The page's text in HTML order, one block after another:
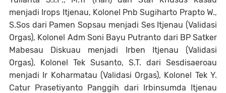
menjadi Irops Itjenau, Kolonel Pnb Sugiharto Prapto W.,
S.Sos dari Pamen Sopsau menjadi Ses Itjenau (Validasi
Orgas), Kolonel Adm Soni Bayu Putranto dari BP Satker
Mabesau Diskuau menjadi Irben Itjenau (Validasi
Orgas), Kolonel Tek Susanto, S.T. dari Sesdisaeroau
menjadi Ir Koharmatau (Validasi Orgas), Kolonel Tek Y.
Catur Prasetiyanto Panggih dari Irbinsumda Itjenau